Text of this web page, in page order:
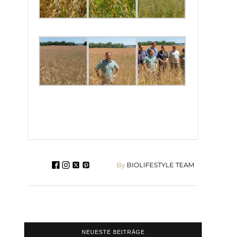
ByBIOLIFESTYLE TEAM
NEUESTE BEITRÄGE